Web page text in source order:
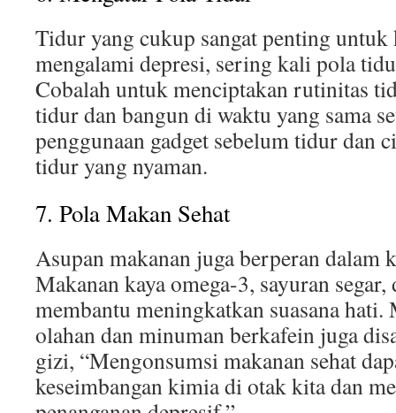
Tidur yang cukup sangat penting untuk
mengalami depresi, sering kali pola
Cobalah untuk menciptakan rutinitas
tidur dan bangun di waktu yang sama
penggunaan gadget sebelum tidur dan
tidur yang nyaman.
7. Pola Makan Sehat
Asupan makanan juga berperan dalam
Makanan kaya omega-3, sayuran
membantu meningkatkan suasana
olahan dan minuman berkafein juga
gizi, “Mengonsumsi makanan sehat
keseimbangan kimia di otak kita dan